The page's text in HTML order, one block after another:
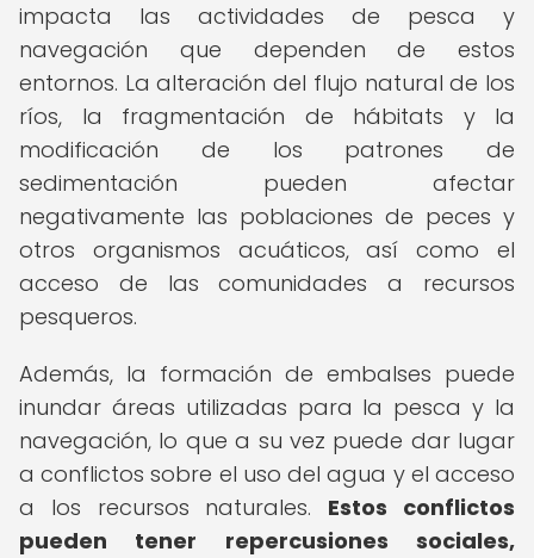
impacta las actividades de pesca y
navegación que dependen de estos
entornos. La alteración del flujo natural de los
ríos, la fragmentación de hábitats y la
modificación de los patrones de
sedimentación pueden afectar
negativamente las poblaciones de peces y
otros organismos acuáticos, así como el
acceso de las comunidades a recursos
pesqueros.
Además, la formación de embalses puede
inundar áreas utilizadas para la pesca y la
navegación, lo que a su vez puede dar lugar
a conflictos sobre el uso del agua y el acceso
a los recursos naturales. Estos conflictos
pueden tener repercusiones sociales,